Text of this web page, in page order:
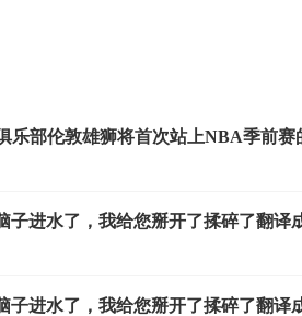
部伦敦雄狮将首次站上NBA季前赛
进水了，我给您掰开了揉碎了翻译
进水了，我给您掰开了揉碎了翻译